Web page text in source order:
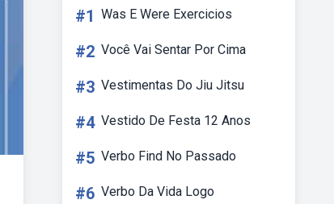
#1 Was E Were Exercicios
#2 Você Vai Sentar Por Cima
#3 Vestimentas Do Jiu Jitsu
#4 Vestido De Festa 12 Anos
#5 Verbo Find No Passado
#6 Verbo Da Vida Logo